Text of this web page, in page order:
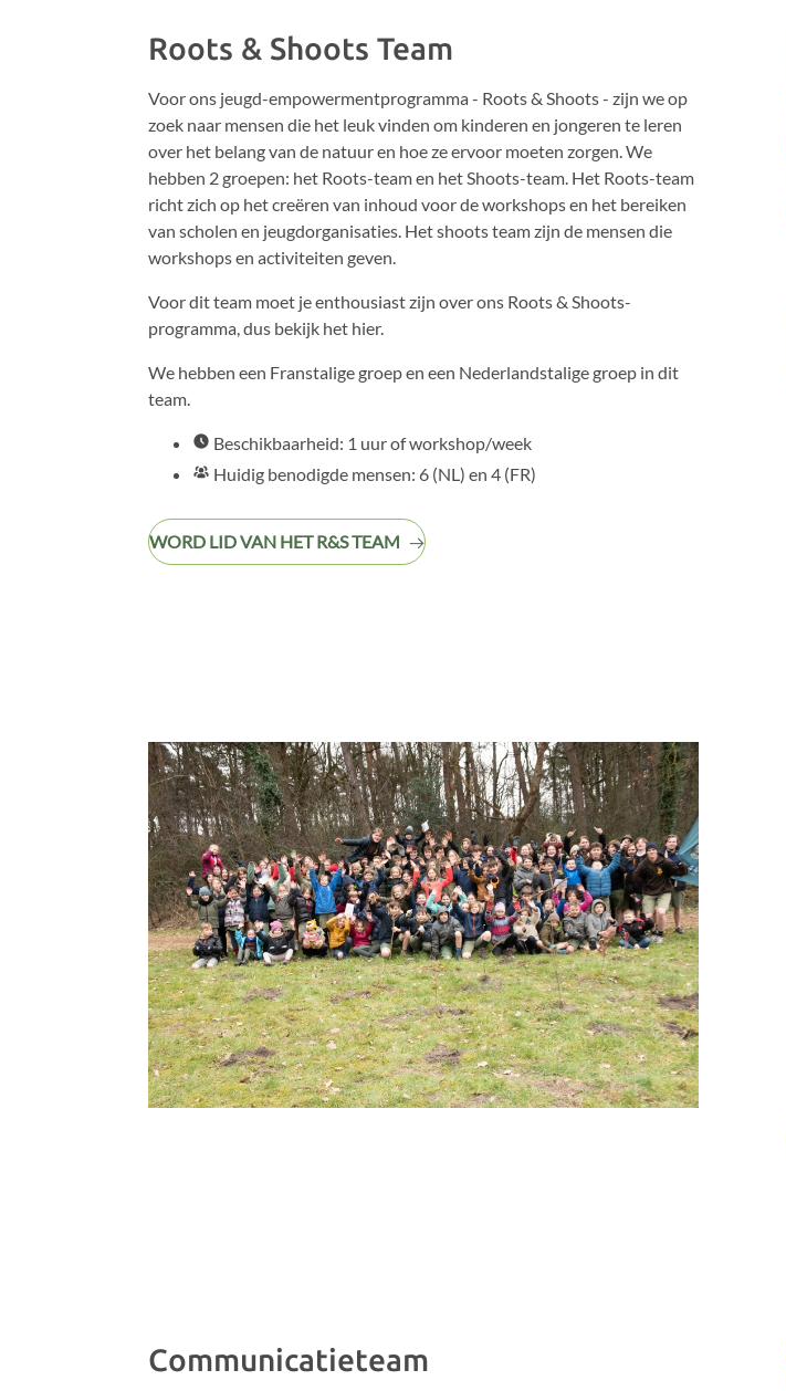
Roots & Shoots Team
Voor ons jeugd-empowermentprogramma - Roots & Shoots - zijn we op
zoek naar mensen die het leuk vinden om kinderen en jongeren te leren
over het belang van de natuur en hoe ze ervoor moeten zorgen. We
hebben 2 groepen: het Roots-team en het Shoots-team. Het Roots-team
richt zich op het creëren van inhoud voor de workshops en het bereiken
van scholen en jeugdorganisaties. Het shoots team zijn de mensen die
workshops en activiteiten geven.
Voor dit team moet je enthousiast zijn over ons Roots & Shoots-
programma, dus bekijk het hier.
We hebben een Franstalige groep en een Nederlandstalige groep in dit
team.
Beschikbaarheid: 1 uur of workshop/week
Huidig benodigde mensen: 6 (NL) en 4 (FR)
WORD LID VAN HET R&S TEAM
Communicatieteam